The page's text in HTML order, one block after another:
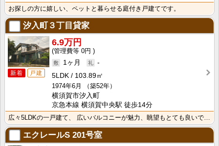
お探しの方に嬉しい、ペットと暮らせる庭付き戸建てです。
汐入町３丁目貸家
新着 戸建
6.9万円
0円
1ヶ月
-
5LDK
103.89㎡
1974年6月
（築52年）
横須賀市汐入町
京急本線 横須賀中央駅 徒歩14分
エクレールS 201号室